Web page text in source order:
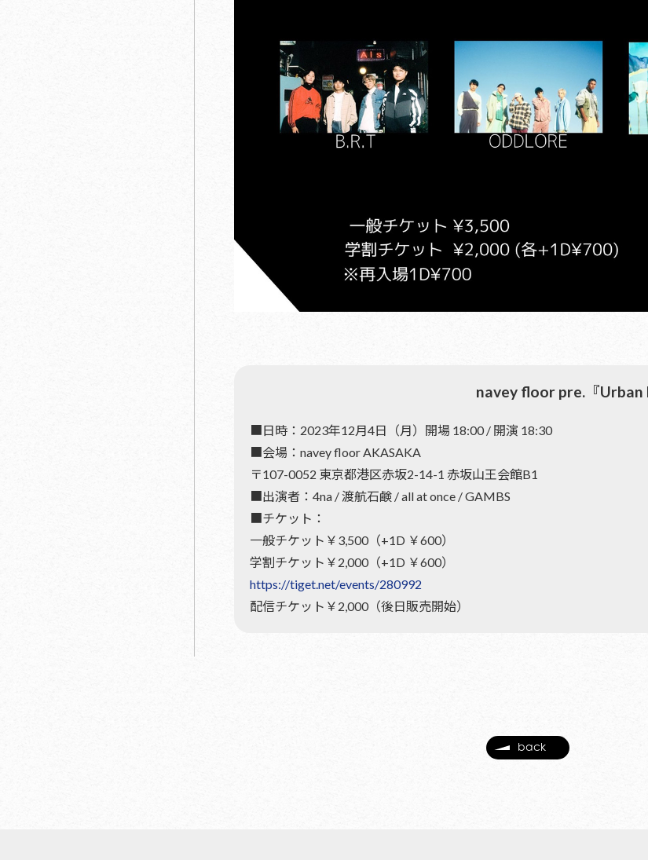
navey floor pre.『Urban
■日時：2023年12月4日（月）開場 18:00 / 開演 18:30
■会場：navey floor AKASAKA
〒107-0052 東京都港区赤坂2-14-1 赤坂山王会館B1
■出演者：4na / 渡航石鹸 / all at once / GAMBS
■チケット：
一般チケット￥3,500（+1D ￥600）
学割チケット￥2,000（+1D ￥600）
https://tiget.net/events/280992
配信チケット￥2,000（後日販売開始）
back